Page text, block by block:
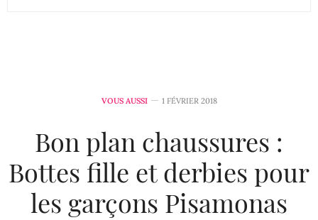
VOUS AUSSI 1 FÉVRIER 2018
Bon plan chaussures :
Bottes fille et derbies pour
les garçons Pisamonas